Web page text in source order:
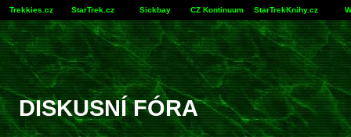
Trekkies.cz StarTrek.cz Sickbay CZ Kontinuum StarTrekKnihy.cz
DISKUSNÍ FÓRA